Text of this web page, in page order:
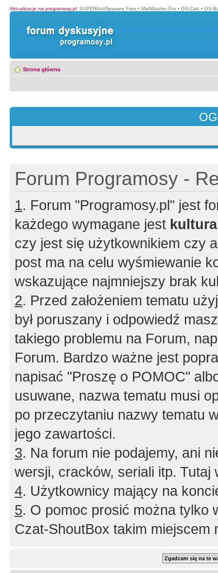
Aktualizacje na programosy.pl: SUPERAntiSpyware Free • MailWasher Pro • GS-Calc • GS-
Strona główna
Forum Programosy -
1. Forum "Programosy.pl" jest
każdego wymagane jest
czy jest się użytkownikiem czy
post ma na celu wyśmiewanie
wskazujące najmniejszy brak
2. Przed założeniem tematu
był poruszany i odpowiedź
takiego problemu na Forum,
Forum. Bardzo ważne jest
napisać "Proszę o POMOC"
usuwane, nazwa tematu musi
po przeczytaniu nazwy tematu
jego zawartości.
3. Na forum nie podajemy, ani
wersji, cracków, seriali itp. Tutaj
4. Użytkownicy mający na
5. O pomoc prosić można tylko
Czat-ShoutBox takim miejscem